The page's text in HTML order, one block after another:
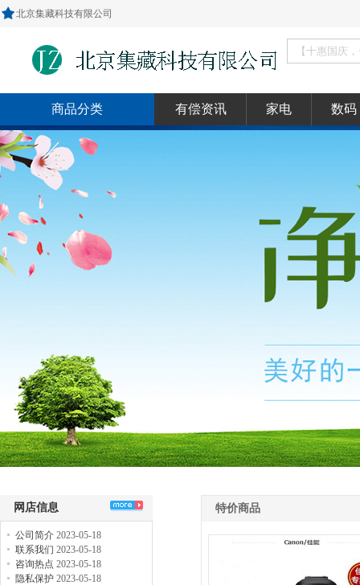
北京集藏科技有限公司
商品分类 有偿资讯 家电 数码
网店信息
公司简介 2023-05-18
联系我们 2023-05-18
咨询热点 2023-05-18
隐私保护 2023-05-18
特价商品